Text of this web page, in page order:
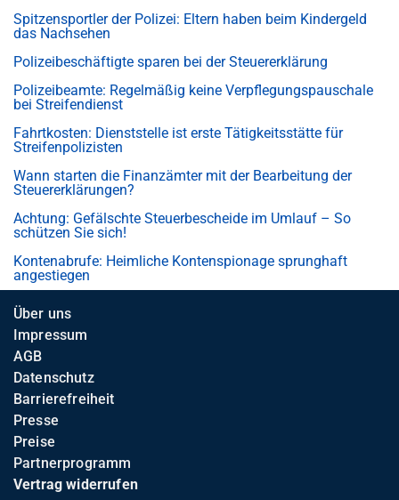
Spitzensportler der Polizei: Eltern haben beim Kindergeld
das Nachsehen
Polizeibeschäftigte sparen bei der Steuererklärung
Polizeibeamte: Regelmäßig keine Verpflegungspauschale
bei Streifendienst
Fahrtkosten: Dienststelle ist erste Tätigkeitsstätte für
Streifenpolizisten
Wann starten die Finanzämter mit der Bearbeitung der
Steuererklärungen?
Achtung: Gefälschte Steuerbescheide im Umlauf – So
schützen Sie sich!
Kontenabrufe: Heimliche Kontenspionage sprunghaft
angestiegen
Über uns
Impressum
AGB
Datenschutz
Barrierefreiheit
Presse
Preise
Partnerprogramm
Vertrag widerrufen